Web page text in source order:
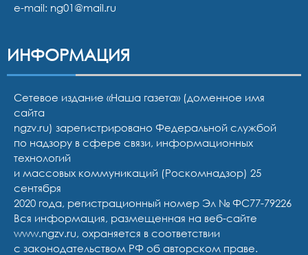
e-mail: ng01@mail.ru
ИНФОРМАЦИЯ
Сетевое издание «Наша газета» (доменное имя
сайта
ngzv.ru) зарегистрировано Федеральной службой
по надзору в сфере связи, информационных
технологий
и массовых коммуникаций (Роскомнадзор) 25
сентября
2020 года, регистрационный номер Эл № ФС77-79226
Вся информация, размещенная на веб-сайте
www.ngzv.ru, охраняется в соответствии
с законодательством РФ об авторском праве.